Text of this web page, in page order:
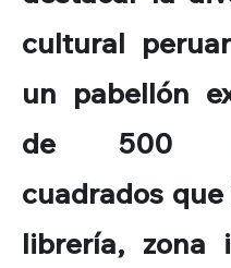
cultural
un pabellón
de 500
cuadrados
librería, zona